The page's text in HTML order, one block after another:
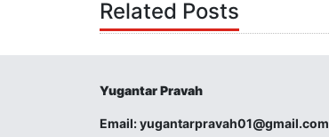
Related Posts
Yugantar Pravah
Email:yugantarpravah01@gmail.com